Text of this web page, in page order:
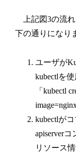
上記図3の流れ
下の通りになり
ユーザが
kubectlを
「kubectl
kubectlが
apiserver
リソース